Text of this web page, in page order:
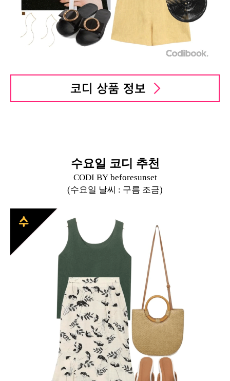
수요일 코디 추천
CODI BY beforesunset
(수요일 날씨 : 구름 조금)